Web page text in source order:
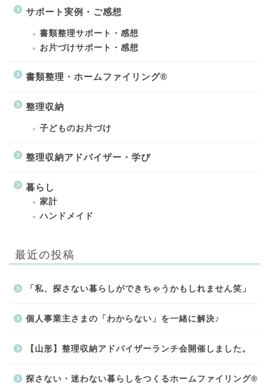
サポート実例・ご感想
書類整理サポート・感想
お片づけサポート・感想
書類整理・ホームファイリング®
整理収納
子どものお片づけ
整理収納アドバイザー・学び
暮らし
家計
ハンドメイド
最近の投稿
「私、探さない暮らしができちゃうかもしれません笑」
個人事業主さまの「わからない」を一緒に解決♪
【山形】整理収納アドバイザーランチ会開催しました。
探さない・迷わない暮らしをつくるホームファイリング®